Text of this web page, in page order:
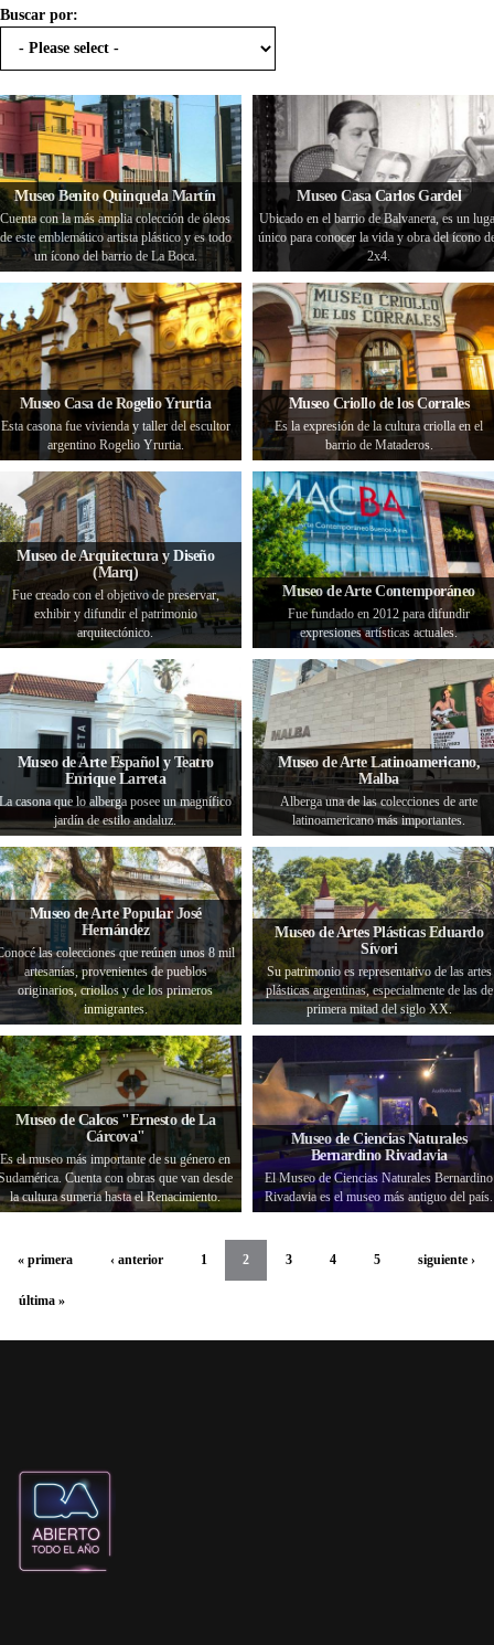
Buscar por:
Museo Benito Quinquela Martín
Cuenta con la más amplia colección de óleos
de este emblemático artista plástico y es todo
un ícono del barrio de La Boca.
Museo Casa Carlos Gardel
Ubicado en el barrio de Balvanera, es un
único para conocer la vida y obra del ícono
2x4.
Museo Casa de Rogelio Yrurtia
Esta casona fue vivienda y taller del escultor
argentino Rogelio Yrurtia.
Museo Criollo de los Corrales
Es la expresión de la cultura criolla en el
barrio de Mataderos.
Museo de Arquitectura y Diseño
(Marq)
Fue creado con el objetivo de preservar,
exhibir y difundir el patrimonio
arquitectónico.
Museo de Arte Contemporáneo
Fue fundado en 2012 para difundir
expresiones artísticas actuales.
Museo de Arte Español y Teatro
Enrique Larreta
La casona que lo alberga posee un magnífico
jardín de estilo andaluz.
Museo de Arte Latinoamericano,
Malba
Alberga una de las colecciones de arte
latinoamericano más importantes.
Museo de Arte Popular José
Hernández
las colecciones que reúnen unos 8 mil
artesanías, provenientes de pueblos
originarios, criollos y de los primeros
inmigrantes.
Museo de Artes Plásticas Eduardo
Sívori
Su patrimonio es representativo de las artes
plásticas argentinas, especialmente de las de
primera mitad del siglo XX.
Museo de Calcos "Ernesto de La
Cárcova"
Es el museo más importante de su género en
Cuenta con obras que van desde
la cultura sumeria hasta el Renacimiento.
Museo de Ciencias Naturales
Bernardino Rivadavia
El Museo de Ciencias Naturales Bernardino
Rivadavia es el museo más antiguo del país.
« primera ‹ anterior 1 2 3 4 5 siguiente ›
última »